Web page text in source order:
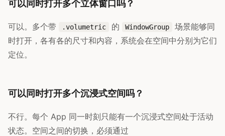
可以同时打开多个立体窗口吗？
可以。多个带 .volumetric 的 WindowGroup
场景能够同
时打开，各有各的尺寸和内容，系统会在空间中分别为它们
定位。
可以同时打开多个沉浸式空间吗？
不行。每个 App 同一时刻只能有一个沉浸式空间处于活动
状态。空间之间的切换，必须通过